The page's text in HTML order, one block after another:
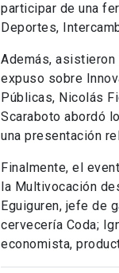
participar de una
Deportes,
Además, asistieron
expuso sobre
Públicas, Nicolás
Scaraboto abordó
una presentación
Finalmente, el
la Multivocación
Eguiguren, jefe de
cervecería Coda;
economista,